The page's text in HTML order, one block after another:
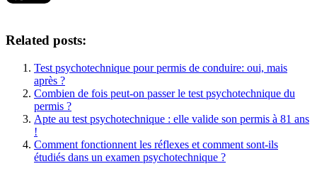
Related posts:
Test psychotechnique pour permis de conduire: oui, mais
après ?
Combien de fois peut-on passer le test psychotechnique du
permis ?
Apte au test psychotechnique : elle valide son permis à 81 ans
!
Comment fonctionnent les réflexes et comment sont-ils
étudiés dans un examen psychotechnique ?